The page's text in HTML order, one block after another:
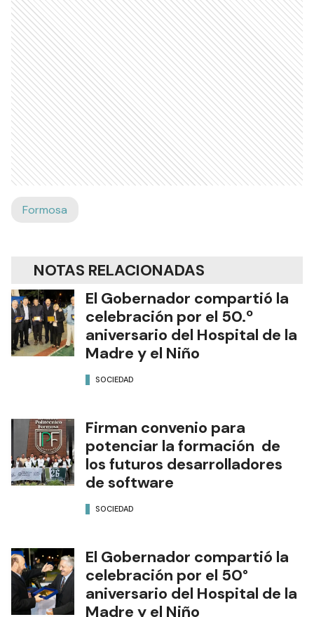
Formosa
NOTAS RELACIONADAS
El Gobernador compartió la
celebración por el 50.º
aniversario del Hospital de la
Madre y el Niño
SOCIEDAD
Firman convenio para
potenciar la formación de
los futuros desarrolladores
de software
SOCIEDAD
El Gobernador compartió la
celebración por el 50°
aniversario del Hospital de la
Madre y el Niño